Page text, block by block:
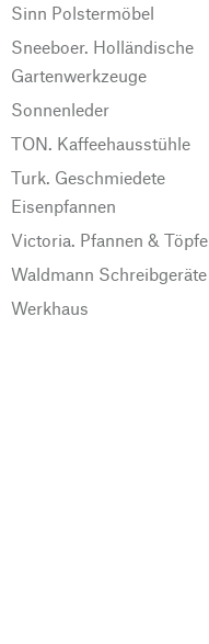
Sinn Polstermöbel
Sneeboer. Holländische
Gartenwerkzeuge
Sonnenleder
TON. Kaffeehausstühle
Turk. Geschmiedete
Eisenpfannen
Victoria. Pfannen & Töpfe
Waldmann Schreibgeräte
Werkhaus